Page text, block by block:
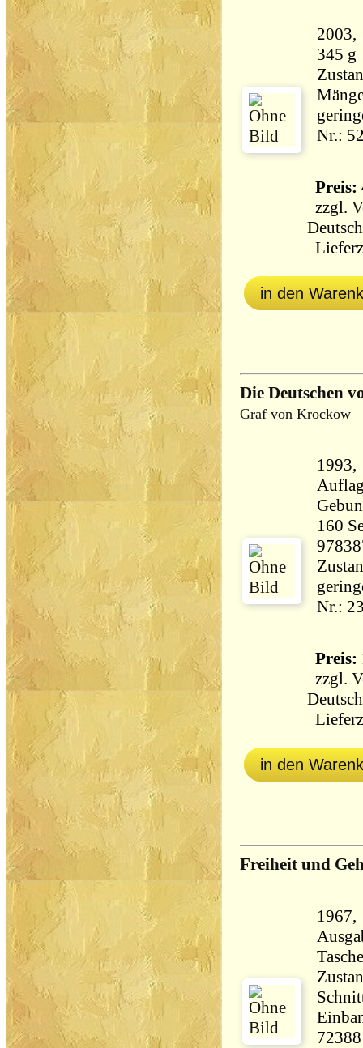
2003,
345 g
Nr.:
Preis:
zzgl.
in den
Die Deutschen
Graf von Krockow
160 Seiten
Nr.:
Preis:
zzgl.
in den
Freiheit und
72388